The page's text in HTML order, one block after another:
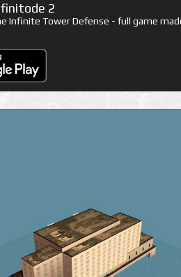
2
Infinite Tower Defense - full game